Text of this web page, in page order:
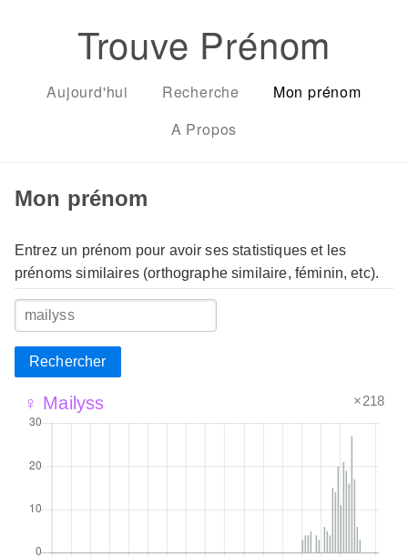
Trouve Prénom
Aujourd'hui Recherche
Mon prénom
A Propos
Mon prénom
Entrez un prénom pour avoir ses statistiques et les
prénoms similaires (orthographe similaire, féminin, etc).
Rechercher
♀ Mailyss ×218